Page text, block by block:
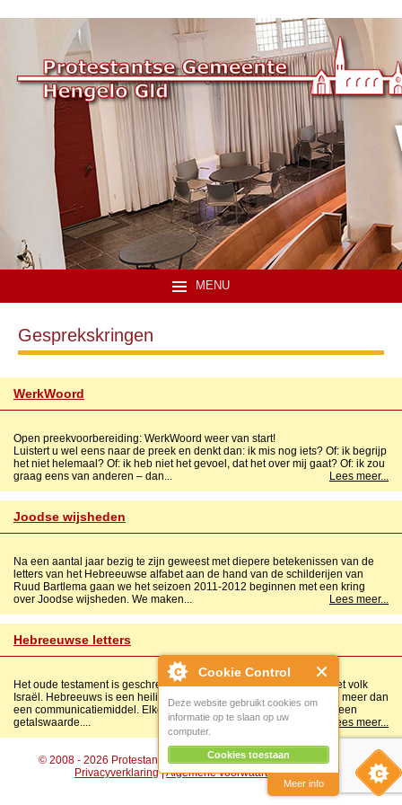
Cookie Control
Deze website gebruikt cookies om
informatie op te slaan op uw
computer.
Cookies toestaan
Meer info
MENU
Gesprekskringen
WerkWoord
Open preekvoorbereiding: WerkWoord weer van start!
Luistert u wel eens naar de preek en denkt dan: ik mis nog iets? Of: ik begrijp
het niet helemaal? Of: ik heb niet het gevoel, dat het over mij gaat? Of: ik zou
graag eens van anderen – dan...
Lees meer...
Joodse wijsheden
Na een aantal jaar bezig te zijn geweest met diepere betekenissen van de
letters van het Hebreeuwse alfabet aan de hand van de schilderijen van
Ruud Bartlema gaan we het seizoen 2011-2012 beginnen met een kring
over Joodse wijsheden. We maken...
Lees meer...
Hebreeuwse letters
Het oude testament is geschreven in het Hebreeuws, de taal van het volk
Israël. Hebreeuws is een heilige taal en de Hebreeuwse letters zijn meer dan
een communicatiemiddel. Elke letter heeft een betekenis, klank en een
getalswaarde....
Lees meer...
© 2008 - 2026 Protestantse Gemeente Hengelo (Gld) |Disclaimer
Privacyverklaring|Algemene voorwaarden|Beheer